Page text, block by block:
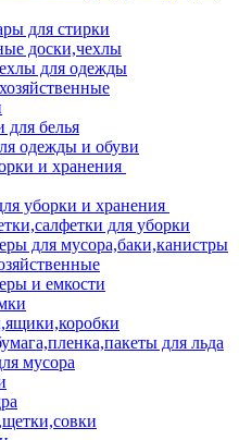
для стирки
доски,чехлы
для одежды
белья
одежды и обуви
и хранения
уборки и хранения
для уборки
для мусора,баки,канистры
и емкости
для льда
мусора